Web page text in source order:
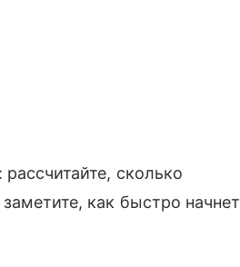
сколько
как быстро начнет